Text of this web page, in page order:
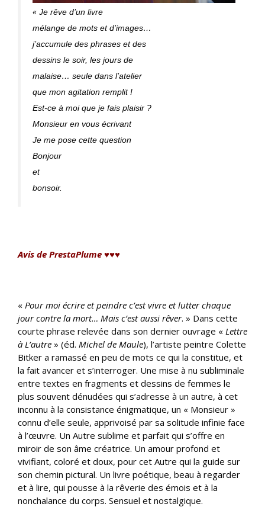
« Je rêve d’un livre
mélange de mots et d’images…
j’accumule des phrases et des
dessins le soir, les jours de
malaise… seule dans l’atelier
que mon agitation remplit !
Est-ce à moi que je fais plaisir ?
Monsieur en vous écrivant
Je me pose cette question
Bonjour
et
bonsoir.
Avis de PrestaPlume ♥♥♥
« Pour moi écrire et peindre c’est vivre et lutter chaque
jour contre la mort… Mais c’est aussi rêver. » Dans cette
courte phrase relevée dans son dernier ouvrage « Lettre
à L’autre » (éd. Michel de Maule), l’artiste peintre Colette
Bitker a ramassé en peu de mots ce qui la constitue, et
la fait avancer et s’interroger. Une mise à nu subliminale
entre textes en fragments et dessins de femmes le
plus souvent dénudées qui s’adresse à un autre, à cet
inconnu à la consistance énigmatique, un « Monsieur »
connu d’elle seule, apprivoisé par sa solitude infinie face
à l’œuvre. Un Autre sublime et parfait qui s’offre en
miroir de son âme créatrice. Un amour profond et
vivifiant, coloré et doux, pour cet Autre qui la guide sur
son chemin pictural. Un livre poétique, beau à regarder
et à lire, qui pousse à la rêverie des émois et à la
nonchalance du corps. Sensuel et nostalgique.